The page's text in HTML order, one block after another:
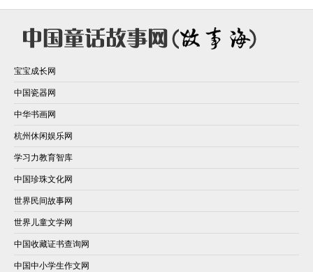
宝宝成长网
中国瓷器网
中华书画网
杭州休闲娱乐网
学习力教育智库
中国珍珠文化网
世界民间故事网
世界儿童文学网
中国收藏证书查询网
中国中小学生作文网